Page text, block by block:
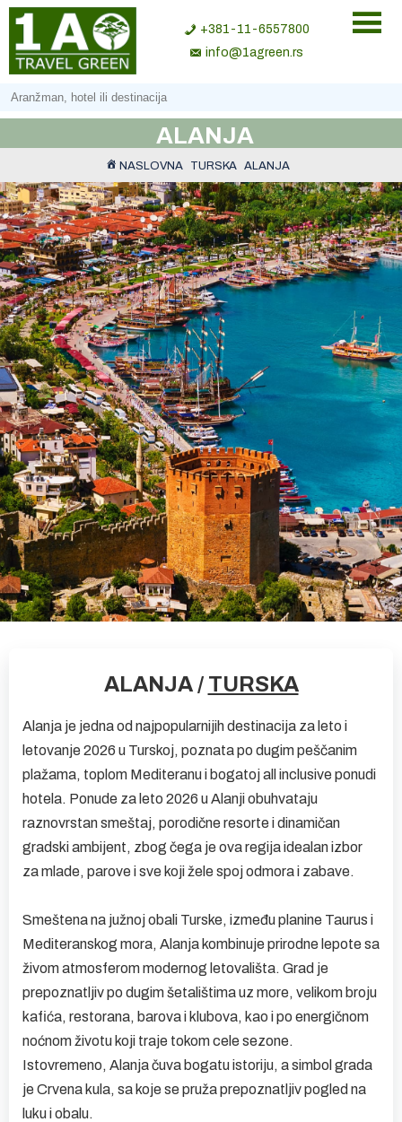
+381-11-6557800
info@1agreen.rs
ALANJA
NASLOVNA TURSKA ALANJA
ALANJA / TURSKA
Alanja je jedna od najpopularnijih destinacija za leto i
letovanje 2026 u Turskoj, poznata po dugim peščanim
plažama, toplom Mediteranu i bogatoj all inclusive ponudi
hotela. Ponude za leto 2026 u Alanji obuhvataju
raznovrstan smeštaj, porodične resorte i dinamičan
gradski ambijent, zbog čega je ova regija idealan izbor
za mlade, parove i sve koji žele spoj odmora i zabave.
Smeštena na južnoj obali Turske, između planine Taurus i
Mediteranskog mora, Alanja kombinuje prirodne lepote sa
živom atmosferom modernog letovališta. Grad je
prepoznatljiv po dugim šetalištima uz more, velikom broju
kafića, restorana, barova i klubova, kao i po energičnom
noćnom životu koji traje tokom cele sezone.
Istovremeno, Alanja čuva bogatu istoriju, a simbol grada
je Crvena kula, sa koje se pruža prepoznatljiv pogled na
luku i obalu.